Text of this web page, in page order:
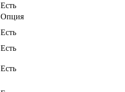
Есть
Опция
Есть
Есть
Есть